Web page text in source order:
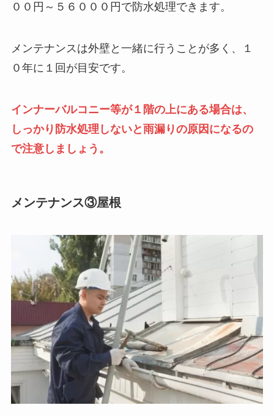
００円～５６０００円で防水処理できます。
メンテナンスは外壁と一緒に行うことが多く、１
０年に１回が目安です。
インナーバルコニー等が１階の上にある場合は、
しっかり防水処理しないと雨漏りの原因になるの
で注意しましょう。
メンテナンス③屋根